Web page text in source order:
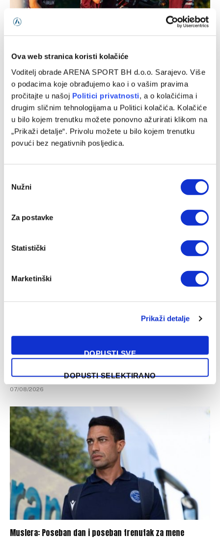
Ova web stranica koristi kolačiće
Voditelj obrade ARENA SPORT BH d.o.o. Sarajevo. Više
o podacima koje obrađujemo kao i o vašim pravima
pročitajte u našoj Politici privatnosti, a o kolačićima i
drugim sličnim tehnologijama u Politici kolačića. Kolačiće
u bilo kojem trenutku možete ponovno ažurirati klikom na
„Prikaži detalje“. Privolu možete u bilo kojem trenutku
povući bez negativnih posljedica.
Selection
Nužni
Za postavke
Statistički
Marketinški
Prikaži detalje
DOPUSTI SVE
DOPUSTI SELEKTIRANO
Sarajevo u novu sezonu kreće utakmicom protiv Radnika,
Sloga gostuje Širokom Brijegu na Pecari
07/08/2026
atmosferi
07/08/2026
Muslera: Poseban dan i poseban trenutak za mene